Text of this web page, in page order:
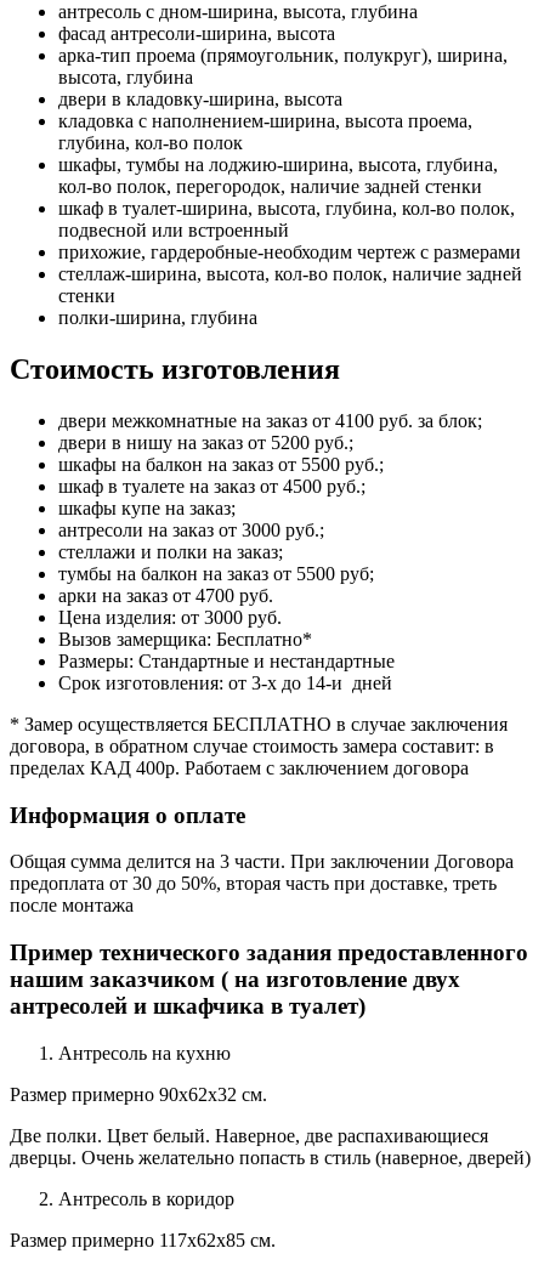
антресоль с дном-ширина, высота, глубина
фасад антресоли-ширина, высота
арка-тип проема (прямоугольник, полукруг), ширина,
высота, глубина
двери в кладовку-ширина, высота
кладовка с наполнением-ширина, высота проема,
глубина, кол-во полок
шкафы, тумбы на лоджию-ширина, высота, глубина,
кол-во полок, перегородок, наличие задней стенки
шкаф в туалет-ширина, высота, глубина, кол-во полок,
подвесной или встроенный
прихожие, гардеробные-необходим чертеж с размерами
стеллаж-ширина, высота, кол-во полок, наличие задней
стенки
полки-ширина, глубина
Стоимость изготовления
двери межкомнатные на заказ от 4100 руб. за блок;
двери в нишу на заказ от 5200 руб.;
шкафы на балкон на заказ от 5500 руб.;
шкаф в туалете на заказ от 4500 руб.;
шкафы купе на заказ;
антресоли на заказ от 3000 руб.;
стеллажи и полки на заказ;
тумбы на балкон на заказ от 5500 руб;
арки на заказ от 4700 руб.
Цена изделия: от 3000 руб.
Вызов замерщика: Бесплатно*
Размеры: Стандартные и нестандартные
Срок изготовления: от 3-х до 14-и дней
* Замер осуществляется БЕСПЛАТНО в случае заключения
договора, в обратном случае стоимость замера составит: в
пределах КАД 400р. Работаем с заключением договора
Информация о оплате
Общая сумма делится на 3 части. При заключении Договора
предоплата от 30 до 50%, вторая часть при доставке, треть
после монтажа
Пример технического задания предоставленного
нашим заказчиком ( на изготовление двух
антресолей и шкафчика в туалет)
Антресоль на кухню
Размер примерно 90х62х32 см.
Две полки. Цвет белый. Наверное, две распахивающиеся
дверцы. Очень желательно попасть в стиль (наверное, дверей)
Антресоль в коридор
Размер примерно 117х62х85 см.